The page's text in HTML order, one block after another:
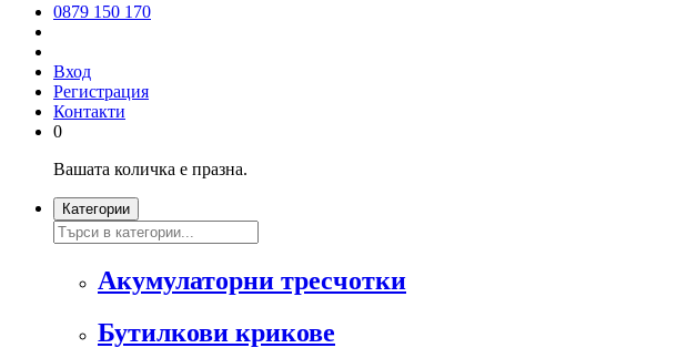
0879 150 170
Вход
Регистрация
Контакти
0
Вашата количка е празна.
Категории
Акумулаторни тресчотки
Бутилкови крикове